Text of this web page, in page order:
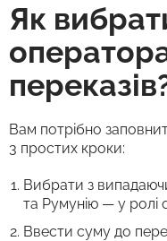
Як
Вам потрібно
3 простих кроки:
Вибрати з
та Румунію — у ролі
Ввести суму до